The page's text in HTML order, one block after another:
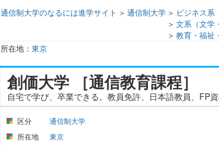
通信制大学のなるには進学サイト ＞ 通信制大学 ＞ ビジネス系
＞ 文系（文学
＞ 教育・福祉
東京
創価大学 ［通信教育課程］
自宅で学び、卒業できる。教員免許、日本語教員、FP
区分
通信制大学
所在地
東京